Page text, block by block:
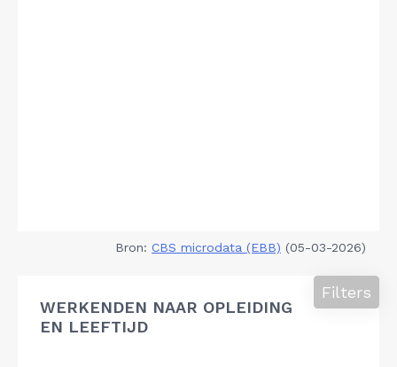
Bron: CBS microdata (EBB) (05-03-2026)
WERKENDEN NAAR OPLEIDING
EN LEEFTIJD
Filters